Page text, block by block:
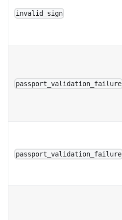
invalid_sign
passport_validation_failure
passport_validation_failure